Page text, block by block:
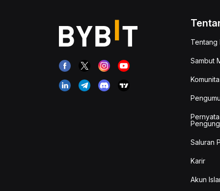
Tentang
Sambut
Saluran
Karir
Akun